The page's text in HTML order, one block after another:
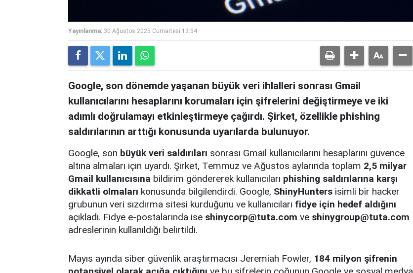
Yayınlanma: 30 Ağustos 2025 Cumartesi 13:54
Google, son dönemde yaşanan büyük veri ihlalleri sonrası Gmail
kullanıcılarını hesaplarını korumaları için şifrelerini değiştirmeye ve iki
adımlı doğrulamayı etkinleştirmeye çağırdı. Şirket, özellikle phishing
saldırılarının arttığı konusunda uyarılarda bulunuyor.
Google, son büyük veri saldırıları sonrası Gmail kullanıcılarını hesaplarını güvence
altına almaları için uyardı. Şirket, Temmuz ve Ağustos aylarında toplam 2,5 milyar
Gmail kullanıcısına bildirim göndererek kullanıcıları phishing saldırılarına karşı
dikkatli olmaları konusunda bilgilendirdi. Google, ShinyHunters isimli bir hacker
grubunun veri sızdırma sitesi kurduğunu ve kullanıcıları fidye için hedef aldığını
açıkladı. Fidye e-postalarında ise shinycorp@tuta.com ve shinygroup@tuta.com
adreslerinin kullanıldığı belirtildi.
Mayıs ayında siber güvenlik araştırmacısı Jeremiah Fowler, 184 milyon şifrenin